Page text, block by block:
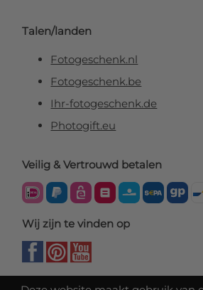
Talen/landen
Fotogeschenk.nl
Fotogeschenk.be
Ihr-fotogeschenk.de
Photogift.eu
Veilig & Vertrouwd betalen
Wij zijn te vinden op